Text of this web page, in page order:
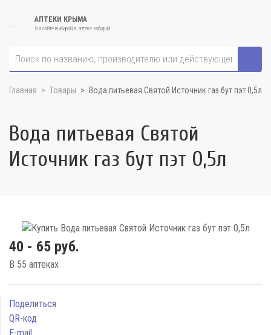
АПТЕКИ КРЫМА
На сайте выбирай, в аптеке забирай
Главная Товары Вода питьевая Святой Источник газ бут пэт 0,5л
Вода питьевая Святой
Источник газ бут пэт 0,5л
40 - 65 руб.
В 55 аптеках
Поделиться
QR-код